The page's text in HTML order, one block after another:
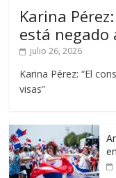
Karina
está negado
julio 26, 2026
Karina Pérez: “El
visas”